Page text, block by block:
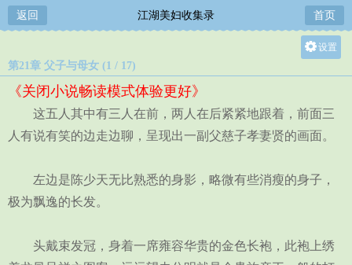
返回 江湖美妇收集录 首页
设置
中
小
第21章 父子与母女 (1 / 17)
《关闭小说畅读模式体验更好》
这五人其中有三人在前，两人在后紧紧地跟着，前面三
人有说有笑的边走边聊，呈现出一副父慈子孝妻贤的画面。
左边是陈少天无比熟悉的身影，略微有些消瘦的身子，
极为飘逸的长发。
头戴束发冠，身着一席雍容华贵的金色长袍，此袍上绣